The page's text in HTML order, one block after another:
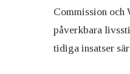
Commission
påverkbara
tidiga insatser